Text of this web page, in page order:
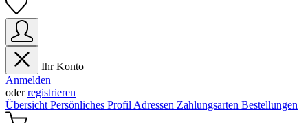
Ihr Konto
Anmelden
oderregistrieren
Übersicht Persönliches Profil Adressen Zahlungsarten Bestellungen